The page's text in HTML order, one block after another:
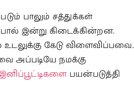
பாலும் சத்துக்கள்
இன்று கிடைக்கின்றன.
கேடு விளைவிப்பவை.
அப்படியே நமக்கு
பயன்படுத்தி